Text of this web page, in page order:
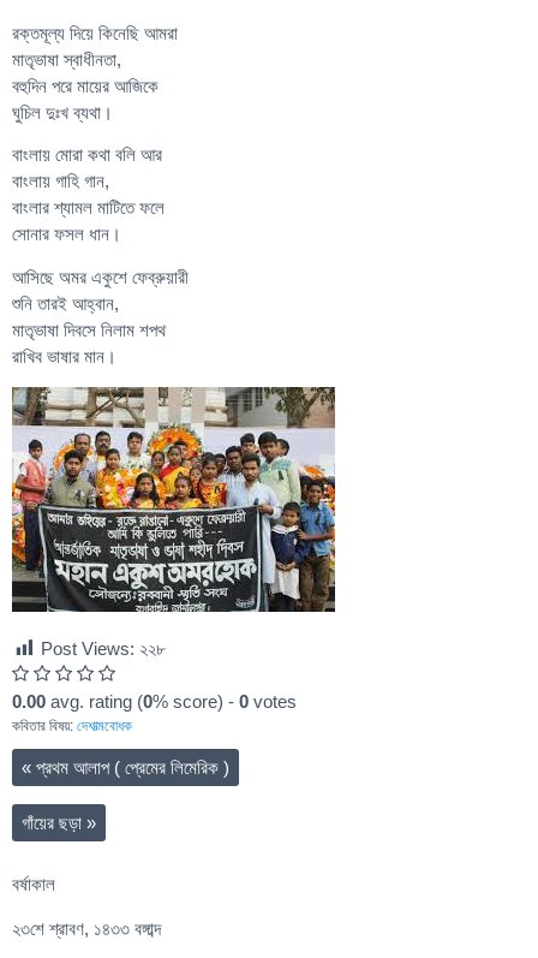
রক্তমূল্য দিয়ে কিনেছি আমরা
মাতৃভাষা স্বাধীনতা,
বহুদিন পরে মায়ের আজিকে
ঘুচিল দুঃখ ব্যথা।
বাংলায় মোরা কথা বলি আর
বাংলায় গাহি গান,
বাংলার শ্যামল মাটিতে ফলে
সোনার ফসল ধান।
আসিছে অমর একুশে ফেব্রুয়ারী
শুনি তারই আহ্বান,
মাতৃভাষা দিবসে নিলাম শপথ
রাখিব ভাষার মান।
Post Views: ২২৮
0.00 avg. rating (0% score) - 0 votes
কবিতার বিষয়: দেশাত্মবোধক
« প্রথম আলাপ ( প্রেমের লিমেরিক )
গাঁয়ের ছড়া »
বর্ষাকাল
২৩শে শ্রাবণ, ১৪৩৩ বঙ্গাব্দ